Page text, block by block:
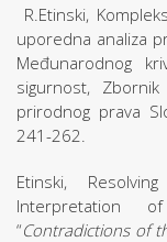
R.Etinski,
uporedna analiza
Međunarodnog
sigurnost,
prirodnog prava
241-262.
Etinski,
Interpretation
“Contradictions of